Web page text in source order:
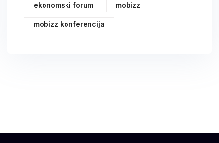
ekonomski forum mobizz
mobizz konferencija